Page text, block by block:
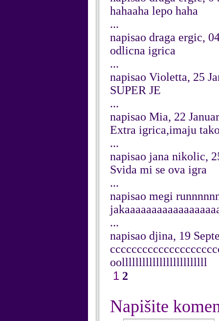
hahaaha lepo haha
...
napisao draga ergic,
odlicna igrica
...
napisao Violetta, 25
SUPER JE
...
napisao Mia, 22
Extra igrica,imaju
...
napisao jana nikolic,
Svida mi se ova igra
...
napisao megi
...
napisao djina, 19
oolllllllllllllllllllllllll
1 2
Napišite